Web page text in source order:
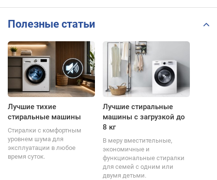
Полезные статьи
Лучшие тихие
стиральные машины
Стиралки с комфортным
уровнем шума для
эксплуатации в любое
время суток.
Лучшие стиральные
машины с загрузкой до
8 кг
В меру вместительные,
экономичные и
функциональные стиралки
для семей с одним или
двумя детьми.